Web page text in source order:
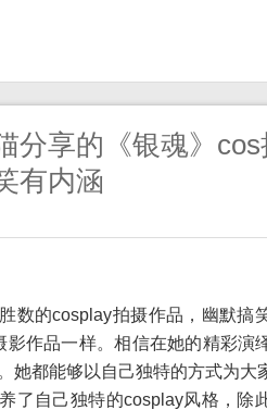
分享的《银魂》cos
有内涵
数的cosplay拍摄作品，幽默搞
影作品一样。相信在她的精彩演
她都能够以自己独特的方式为大
了自己独特的cosplay风格，除